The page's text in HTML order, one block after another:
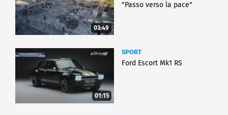
03:49
"Passo verso la pace"
01:15
SPORT
Ford Escort Mk1 RS